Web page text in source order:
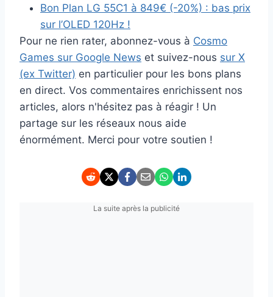
Bon Plan LG 55C1 à 849€ (-20%) : bas prix
sur l’OLED 120Hz !
Pour ne rien rater, abonnez-vous à Cosmo
Games sur Google News et suivez-nous sur X
(ex Twitter) en particulier pour les bons plans
en direct. Vos commentaires enrichissent nos
articles, alors n'hésitez pas à réagir ! Un
partage sur les réseaux nous aide
énormément. Merci pour votre soutien !
La suite après la publicité